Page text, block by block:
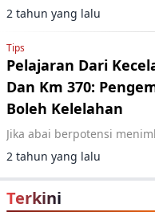
2 tahun yang lalu
Tips
Pelajaran Dari
Dan Km 370:
Boleh Kelelahan
Jika abai berpotensi
2 tahun yang lalu
Terkini